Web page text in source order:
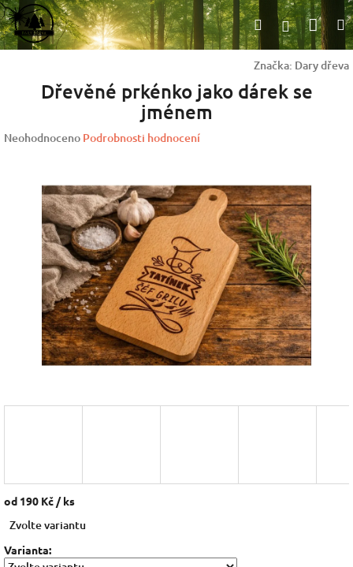
Přejít
na
obsah
HledatPřihlášení
Značka: Dary dřeva
Dřevěné prkénko jako dárek se
jménem
Průměrné
hvězdiček.
Neohodnoceno Podrobnosti hodnocení
od 190 Kč / ks
cena:
Zvolte variantu
Varianta: